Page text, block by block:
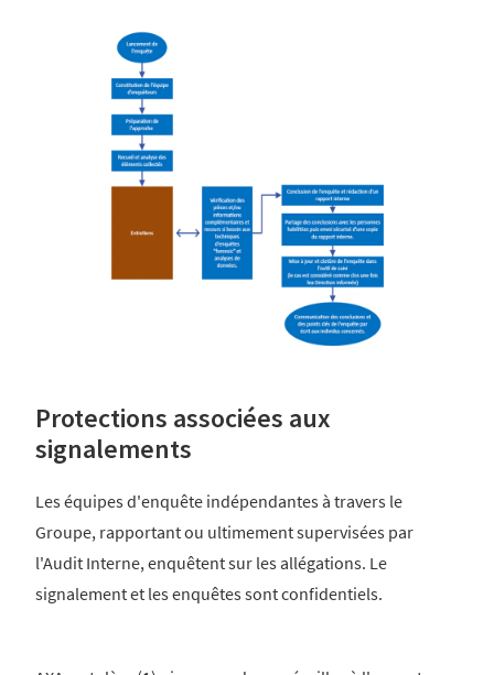
Protections associées aux
signalements
Les équipes d'enquête indépendantes à travers le
Groupe, rapportant ou ultimement supervisées par
l'Audit Interne, enquêtent sur les allégations. Le
signalement et les enquêtes sont confidentiels.